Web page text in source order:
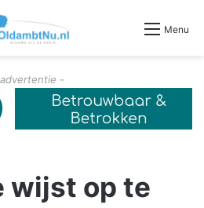
Menu
-
wijst op te